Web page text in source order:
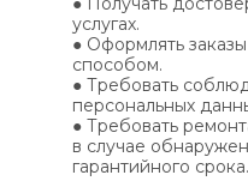
услугах.
● Оформлять
способом.
● Требовать
персональных
● Требовать
в случае
гарантийного срока.